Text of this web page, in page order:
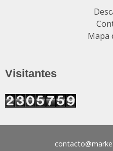
Mapa
Visitantes
contacto@